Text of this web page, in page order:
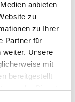
anbieten
zu
zu Ihrer
Partner für
weiter. Unsere
mit
bereitgestellt